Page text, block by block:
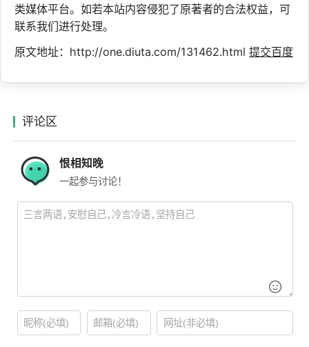
类媒体平台。如若本站内容侵犯了原著者的合法权益，可
联系我们进行处理。
原文地址：http://one.diuta.com/131462.html 提交百度
评论区
恨相知晚
一起参与讨论！